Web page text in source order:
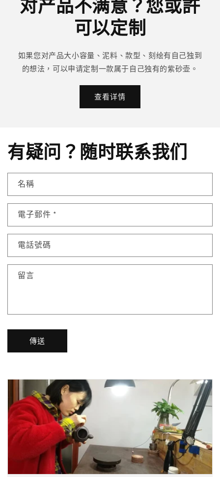
对产品不满意？您或許
可以定制
如果您对产品大小容量、泥料、款型、刻绘有自己独到
的想法，可以申请定制一款属于自己独有的紫砂壶。
查看详情
有疑问？随时联系我们
名稱
電子郵件 *
電話號碼
留言
傳送